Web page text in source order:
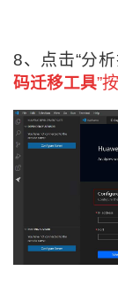
8、 点击“分
码迁移工具”